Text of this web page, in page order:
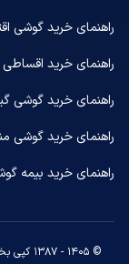
راهنمای خرید گوشی
راهنمای خرید اقساطی
راهنمای خرید گوشی
راهنمای خرید گوشی
راهنمای خرید بیمه
© ۱۴۰۵